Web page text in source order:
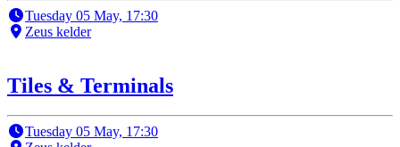
Tuesday 05 May, 17:30
Zeus kelder
Tiles & Terminals
Tuesday 05 May, 17:30